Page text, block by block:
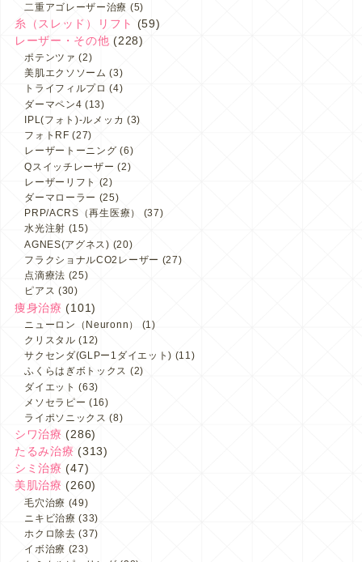
二重アゴレーザー治療 (5)
糸（スレッド）リフト
(59)
レーザー・その他 (228)
ポテンツァ (2)
美肌エクソソーム (3)
トライフィルプロ (4)
ダーマペン4 (13)
IPL(フォト)-ルメッカ (3)
フォトRF (27)
レーザートーニング (6)
Qスイッチレーザー (2)
レーザーリフト (2)
ダーマローラー (25)
PRP/ACRS（再生医療）
(37)
水光注射 (15)
AGNES(アグネス) (20)
フラクショナルCO2レーザー (27)
点滴療法 (25)
ピアス (30)
痩身治療 (101)
ニューロン（Neuronn）
(1)
クリスタル (12)
サクセンダ(GLPー1ダイエット) (11)
ふくらはぎボトックス (2)
ダイエット (63)
メソセラピー (16)
ライポソニックス (8)
シワ治療 (286)
たるみ治療 (313)
シミ治療 (47)
美肌治療 (260)
毛穴治療 (49)
ニキビ治療 (33)
ホクロ除去 (37)
イボ治療 (23)